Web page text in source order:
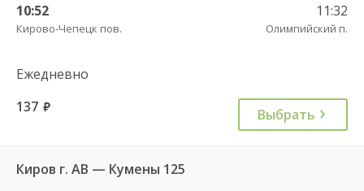
10:52
Кирово-Чепецк пов.
11:32
Олимпийский п.
Ежедневно
137 руб. Выбрать
Киров г. АВ — Кумены 125